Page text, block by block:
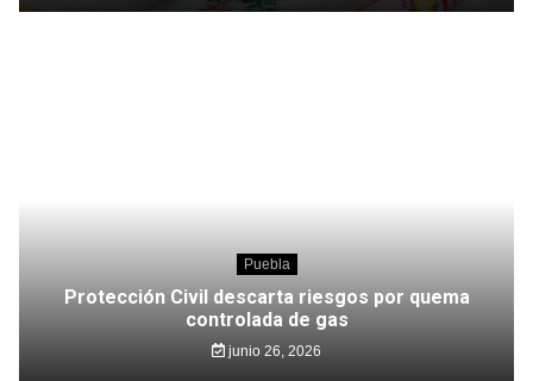
Puebla
Protección Civil descarta riesgos por quema
controlada de gas
junio 26, 2026